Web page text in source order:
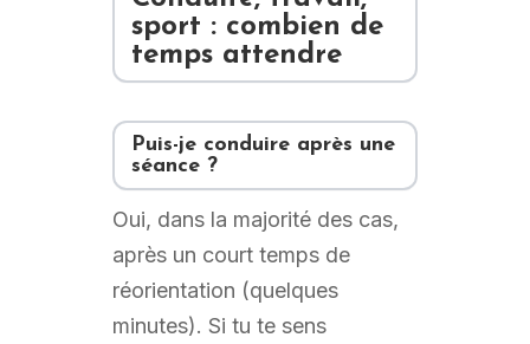
sport : combien de
temps attendre
Puis-je conduire après une
séance ?
Oui, dans la majorité des cas,
après un court temps de
réorientation (quelques
minutes). Si tu te sens